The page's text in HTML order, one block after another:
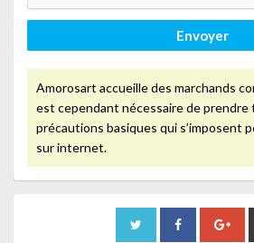
Envoyer
Amorosart accueille des marchands
est cependant nécessaire de prendre
précautions basiques qui s’imposent
sur internet.